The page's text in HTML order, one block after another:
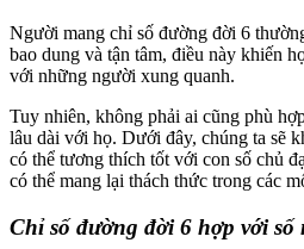
Người mang chỉ số đường đời 6
bao dung và tận tâm, điều này khiến
với những người xung quanh.
Tuy nhiên, không phải ai cũng phù
lâu dài với họ. Dưới đây, chúng ta sẽ
có thể tương thích tốt với con số chủ
có thể mang lại thách thức trong các
Chỉ số đường đời 6 hợp với số